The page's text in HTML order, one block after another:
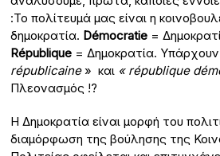
:Το πολίτευμά μας είναι η
δημοκρατία. Démocratie =
République = Δημοκρατία. Υπάρχουν
républicaine» και « république
Πλεονασμός !?
Η Δημοκρατία είναι μορφή του
διαμόρφωση της βούλησης της